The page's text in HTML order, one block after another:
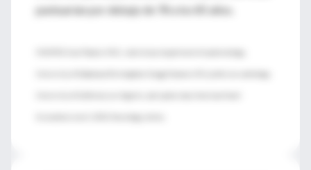
puntuarían por debajo de 78 a los 85 años.